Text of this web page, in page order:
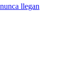
llegan